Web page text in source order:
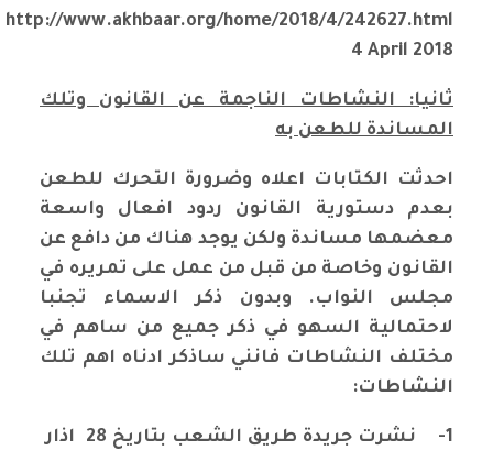
http://www.akhbaar.org/home/2018/4/242627.html
4 April 2018
ثانيا: النشاطات الناجمة عن القانون وتلك
المساندة للطعن به
احدثت الكتابات اعلاه وضرورة التحرك للطعن
بعدم دستورية القانون ردود افعال واسعة
معضمها مساندة ولكن يوجد هناك من دافع عن
القانون وخاصة من قبل من عمل على تمريره في
مجلس النواب. وبدون ذكر الاسماء تجنبا
لاحتمالية السهو في ذكر جميع من ساهم في
مختلف النشاطات فانني ساذكر ادناه اهم تلك
النشاطات:
1-
نشرت جريدة طريق الشعب بتاريخ 28 اذار